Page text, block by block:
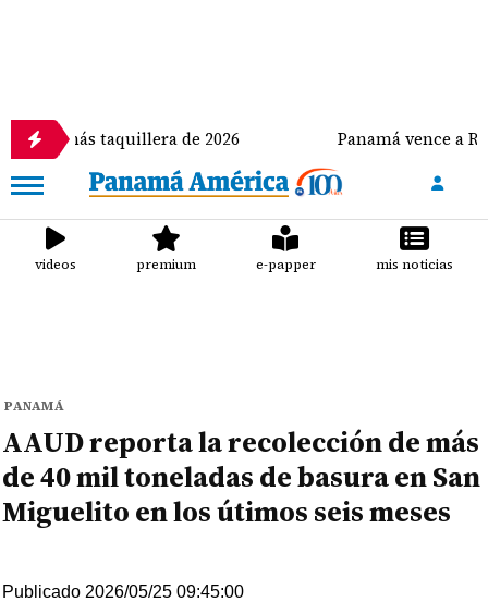
taquillera de 2026 Panamá vence a
videos premium e-papper mis noticias
PANAMÁ
AAUD reporta la recolección de más
de 40 mil toneladas de basura en San
Miguelito en los útimos seis meses
Publicado 2026/05/25 09:45:00